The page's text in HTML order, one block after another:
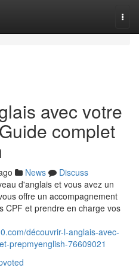
avec votre
complet
News
Discuss
d'anglais et vous avez un
offre un accompagnement
CPF et prendre en charge vos
découvrir-l-anglais-avec-
prepmyenglish-76609021